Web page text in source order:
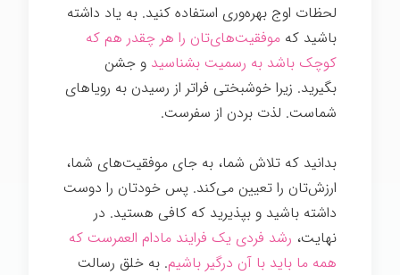
لحظات اوج بهره‌وری استفاده کنید. به یاد داشته
باشید که موفقیت‌های‌تان را هر چقدر هم که
کوچک باشد به رسمیت بشناسید و جشن
بگیرید. زیرا خوشبختی فراتر از رسیدن به رویاهای
شماست. لذت بردن از سفرست.
بدانید که تلاش شما، به جای موفقیت‌های شما،
ارزش‌تان را تعیین می‌کند. پس خودتان را دوست
داشته باشید و بپذیرید که کافی هستید. در
نهایت، رشد فردی یک فرایند مادام العمرست که
همه ما باید با آن درگیر باشیم. به خلق رسالت